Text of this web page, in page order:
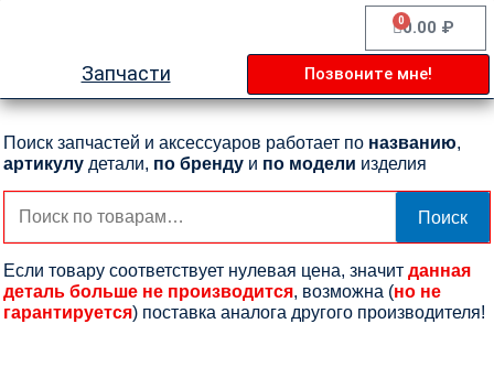
0.00 ₽
0
Cart
Запчасти Позвоните мне!
Поиск запчастей и аксессуаров работает по названию,
артикулу детали, по бренду и по модели изделия
Искать:
Поиск
Если товару соответствует нулевая цена, значит данная
деталь больше не производится, возможна (но не
гарантируется) поставка аналога другого производителя!